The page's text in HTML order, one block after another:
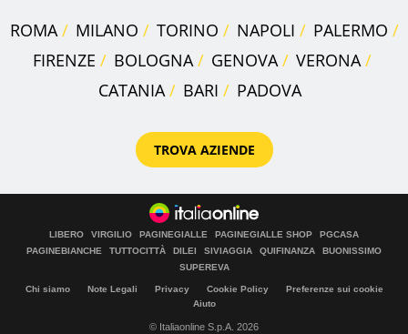
ROMA MILANO TORINO NAPOLI
PALERMO
FIRENZE
BOLOGNA GENOVA
VERONA
CATANIA
BARI PADOVA
TROVA AZIENDE
LIBERO VIRGILIO PAGINEGIALLE PAGINEGIALLE SHOP
PGCASA
PAGINEBIANCHE
TUTTOCITTÀ DILEI SIVIAGGIA QUIFINANZA
BUONISSIMO
SUPEREVA
Chi siamo Note Legali Privacy Cookie Policy
Preferenze sui cookie
Aiuto
© Italiaonline S.p.A. 2026